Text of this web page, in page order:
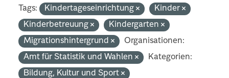
Tags: Kindertageseinrichtung
Kinder
Kinderbetreuung
Kindergarten
Migrationshintergrund
Organisationen:
Amt für Statistik und Wahlen
Kategorien:
Bildung, Kultur und Sport